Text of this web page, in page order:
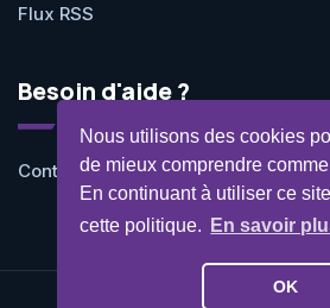
Nous utilisons des cookies
de mieux comprendre
En continuant à utiliser ce
cette politique.
En savoir
OK
Flux RSS
Besoin d'aide ?
Contactez-nous